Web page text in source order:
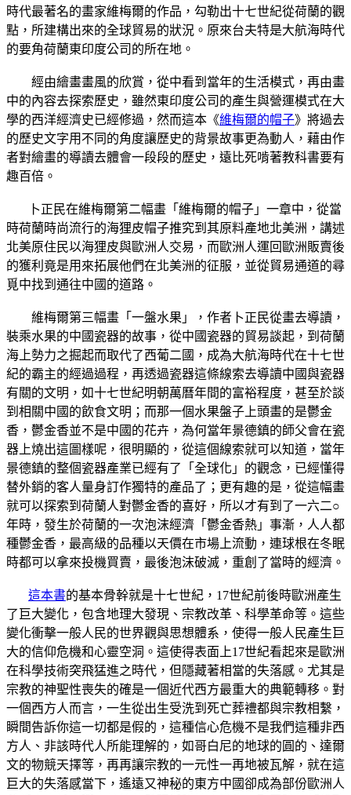
時代最著名的畫家維梅爾的作品，勾勒出十七世紀從荷蘭的觀
點，所建構出來的全球貿易的狀況。原來台夫特是大航海時代
的要角荷蘭東印度公司的所在地。
經由繪畫畫風的欣賞，從中看到當年的生活模式，再由畫
中的內容去探索歷史，雖然東印度公司的產生與營運模式在大
學的西洋經濟史已經修過，然而這本《維梅爾的帽子》將過去
的歷史文字用不同的角度讓歷史的背景故事更為動人，藉由作
者對繪畫的導讀去體會一段段的歷史，遠比死啃著教科書要有
趣百倍。
卜正民在維梅爾第二幅畫「維梅爾的帽子」一章中，從當
時荷蘭時尚流行的海狸皮帽子推究到其原料產地北美洲，講述
北美原住民以海狸皮與歐洲人交易，而歐洲人運回歐洲販賣後
的獲利竟是用來拓展他們在北美洲的征服，並從貿易通道的尋
覓中找到通往中國的道路。
維梅爾第三幅畫「一盤水果」，作者卜正民從畫去導讀，
裝乘水果的中國瓷器的故事，從中國瓷器的貿易談起，到荷蘭
海上勢力之掘起而取代了西葡二國，成為大航海時代在十七世
紀的霸主的經過過程，再透過瓷器這條線索去導讀中國與瓷器
有關的文明，如十七世紀明朝萬曆年間的富裕程度，甚至於談
到相關中國的飲食文明；而那一個水果盤子上頭畫的是鬱金
香，鬱金香並不是中國的花卉，為何當年景德鎮的師父會在瓷
器上燒出這圖樣呢，很明顯的，從這個線索就可以知道，當年
景德鎮的整個瓷器產業已經有了「全球化」的觀念，已經懂得
替外銷的客人量身訂作獨特的產品了；更有趣的是，從這幅畫
就可以探索到荷蘭人對鬱金香的喜好，所以才有到了一六二○
年時，發生於荷蘭的一次泡沫經濟「鬱金香熱」事漸，人人都
種鬱金香，最高級的品種以天價在市場上流動，連球根在冬眠
時都可以拿來投機買賣，最後泡沫破滅，重創了當時的經濟。
這本書的基本骨幹就是十七世紀，17世紀前後時歐洲產生
了巨大變化，包含地理大發現、宗教改革、科學革命等。這些
變化衝擊一般人民的世界觀與思想體系，使得一般人民產生巨
大的信仰危機和心靈空洞。這使得表面上17世紀看起來是歐洲
在科學技術突飛猛進之時代，但隱藏著相當的失落感。尤其是
宗教的神聖性喪失的確是一個近代西方最重大的典範轉移。對
一個西方人而言，一生從出生受洗到死亡葬禮都與宗教相繫，
瞬間告訴你這一切都是假的，這種信心危機不是我們這種非西
方人、非該時代人所能理解的，如哥白尼的地球的圓的、達爾
文的物競天擇等，再再讓宗教的一元性一再地被瓦解，就在這
巨大的失落感當下，遙遠又神秘的東方中國卻成為部份歐洲人